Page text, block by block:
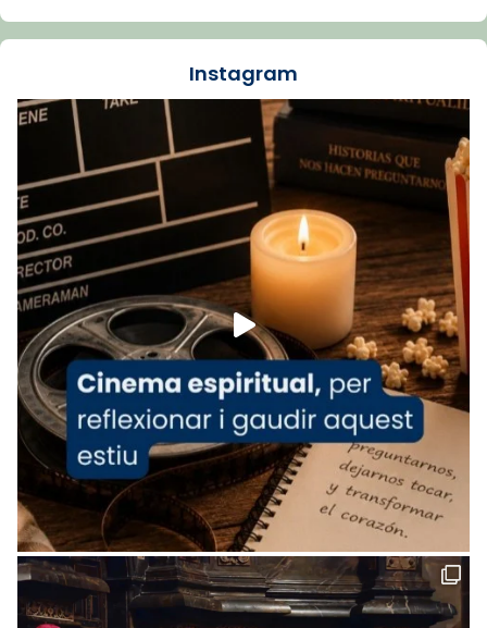
🔗tinyurl.com/cvu5jmbk
Foto
View on Facebook Share
Arquebisbat de Barcelonais at Catedral
de Barcelona.
1 week ago
Aquest dilluns, 27 de juliol, ha tingut lloc la
missa d’acció de gràcies en agraïment al
comitè organitzador de la visita apostòlica
del Sant Pare Lleó XIV a Barcelona, i als
col·laboradors, a la Catedral de Barcelona.
L’arquebisbe de Barcelona, el cardenal Joan
Josep Omella, ha presidit la missa i l’ha
concelebrat el bisbe auxiliar de Barcelona,
Mons. David Abadías.
📸 Dr. G. Simón
Foto
View on Facebook Share
Instagram